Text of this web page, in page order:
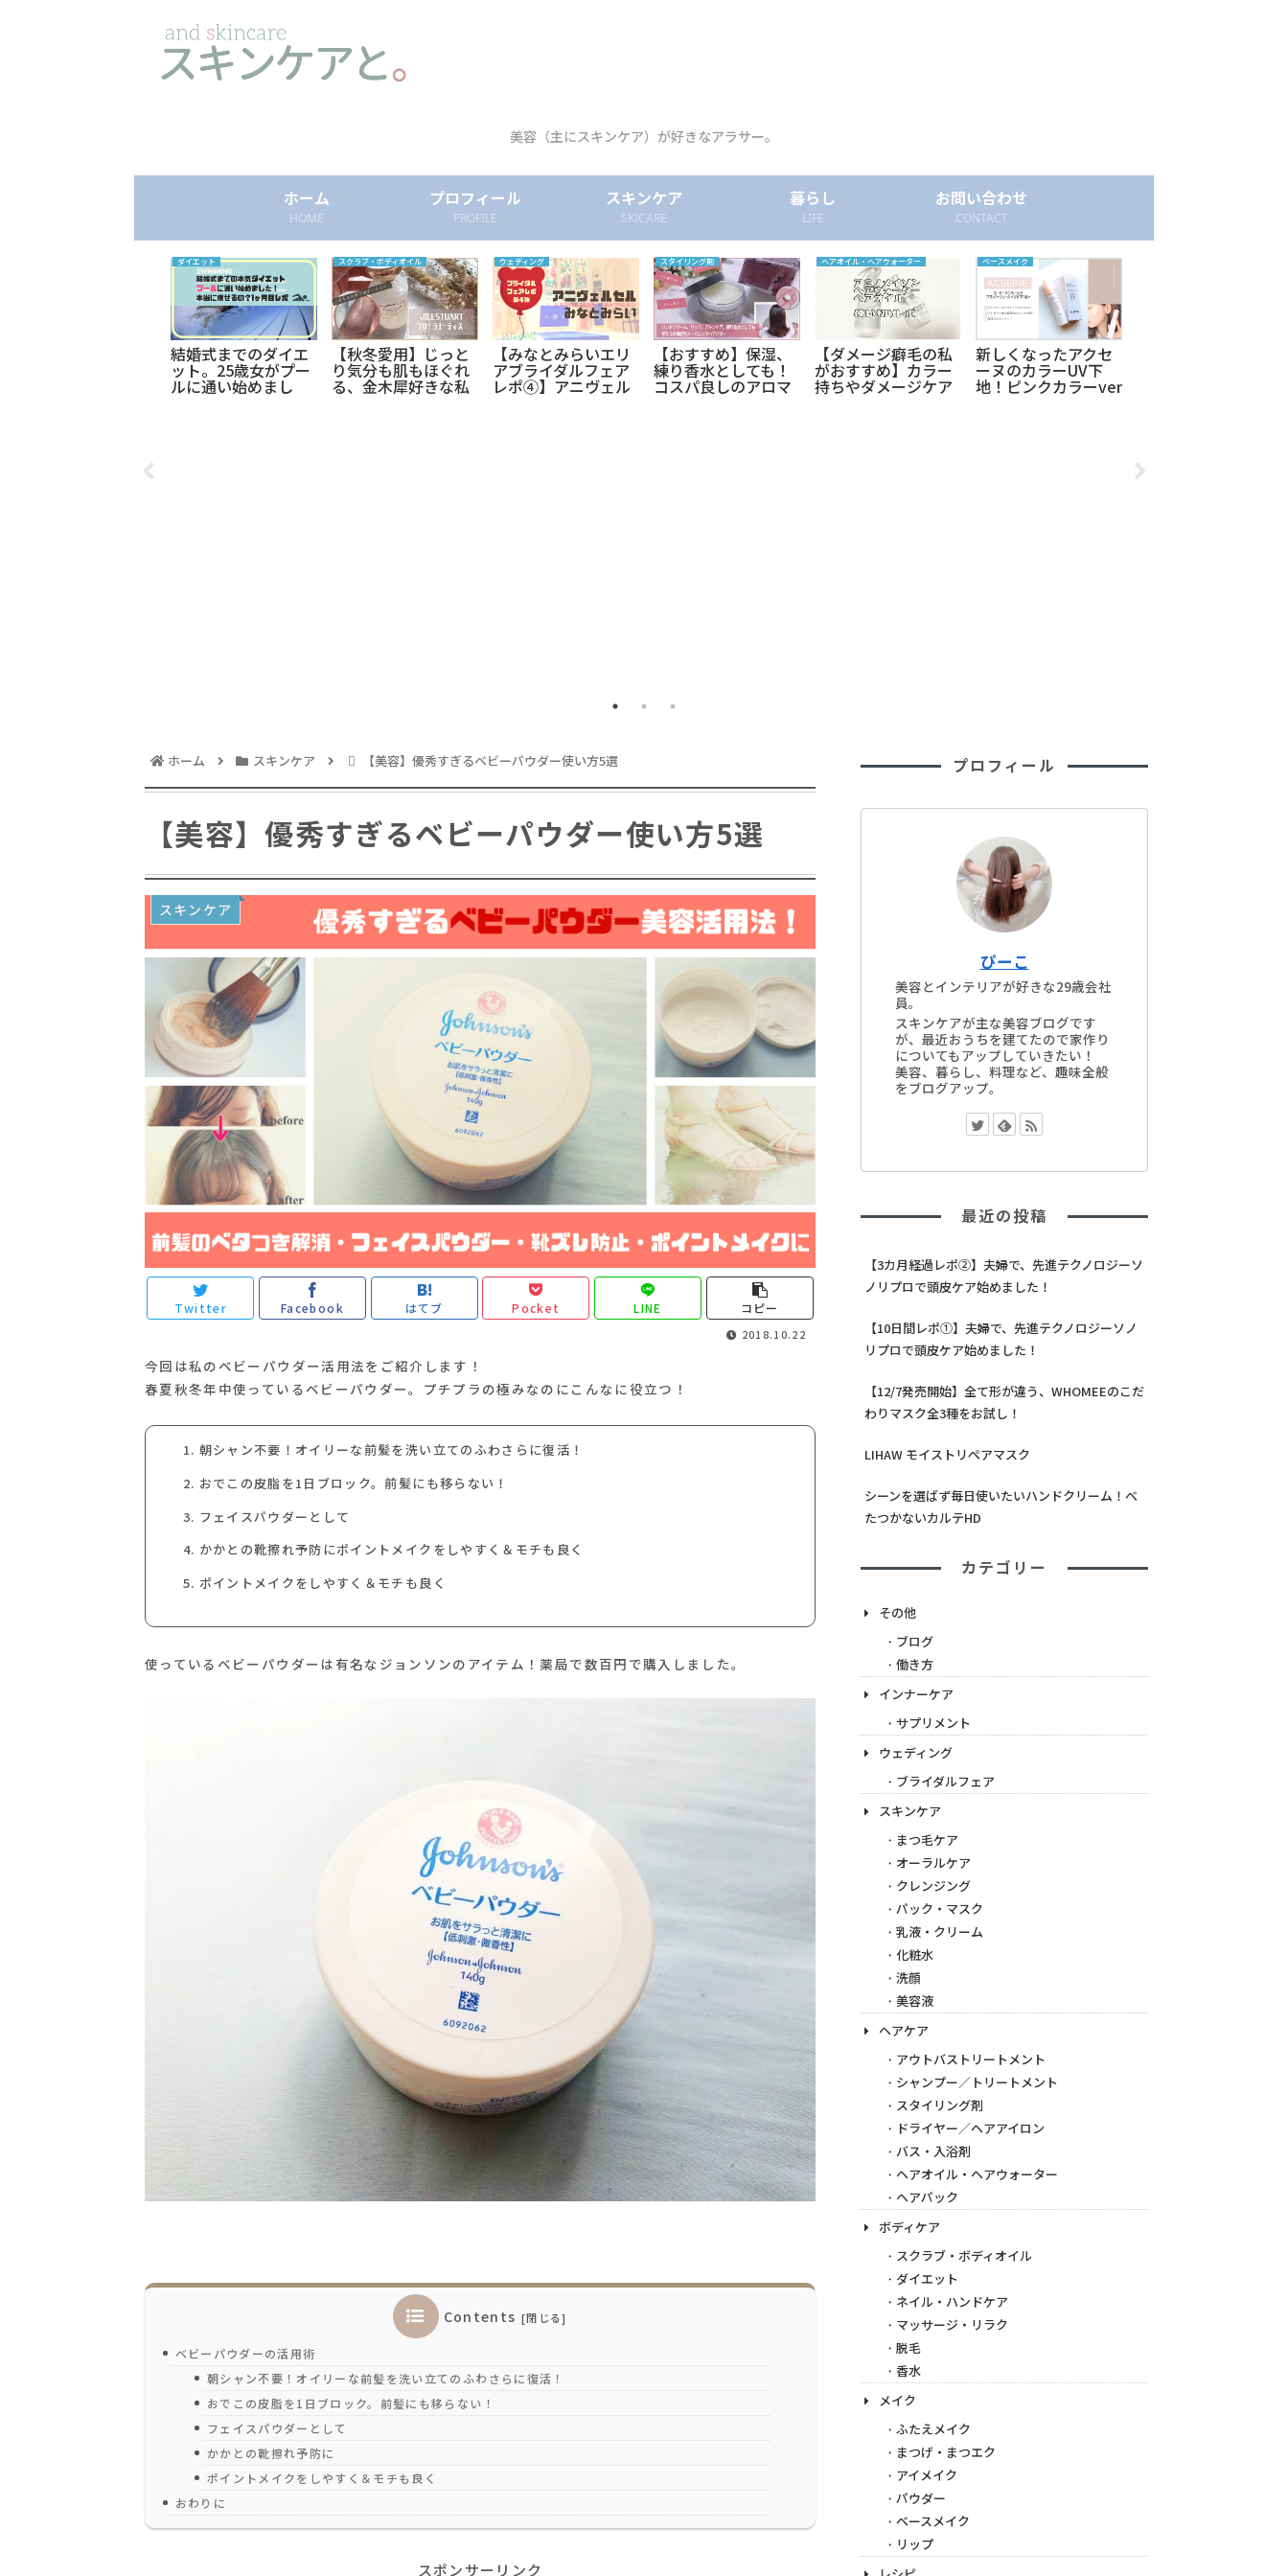
美容（主にスキンケア）が好きなアラサー。
ホーム
HOME
プロフィール
PROFILE
スキンケア
SKICARE
暮らし
LIFE
お問い合わせ
CONTACT
ダイエット
結婚式までのダイエ
ット。25歳女がプー
ルに通い始めまし
スクラブ・ボディオイル
【秋冬愛用】じっと
り気分も肌もほぐれ
る、金木犀好きな私
ドンピシャのボディ
ウェディング
【みなとみらいエリ
アブライダルフェア
レポ④】アニヴェル
セルみなとみらいブ
スタイリング剤
【おすすめ】保湿、
練り香水としても！
コスパ良しのアロマ
キフィ ウェットアレ
ヘアオイル・ヘアウォーター
【ダメージ癖毛の私
がおすすめ】カラー
持ちやダメージケア
に。アミノメイソン
ベースメイク
新しくなったアクセ
ーヌのカラーUV下
地！ピンクカラーver
ホーム スキンケア 【美容】優秀すぎるベビーパウダー使い方5選
【美容】優秀すぎるベビーパウダー使い方5選
スキンケア
Twitter Facebook はてブ Pocket LINE コピー
2018.10.22
今回は私のベビーパウダー活用法をご紹介します！
春夏秋冬年中使っているベビーパウダー。プチプラの極みなのにこんなに役立つ！
朝シャン不要！オイリーな前髪を洗い立てのふわさらに復活！
おでこの皮脂を1日ブロック。前髪にも移らない！
フェイスパウダーとして
かかとの靴擦れ予防にポイントメイクをしやすく＆モチも良く
ポイントメイクをしやすく＆モチも良く
使っているベビーパウダーは有名なジョンソンのアイテム！薬局で数百円で購入しました。
Contents
ベビーパウダーの活用術
朝シャン不要！オイリーな前髪を洗い立てのふわさらに復活！
おでこの皮脂を1日ブロック。前髪にも移らない！
フェイスパウダーとして
かかとの靴擦れ予防に
ポイントメイクをしやすく＆モチも良く
おわりに
スポンサーリンク
プロフィール
ぴーこ
美容とインテリアが好きな29歳会社
員。
スキンケアが主な美容ブログです
が、最近おうちを建てたので家作り
についてもアップしていきたい！
美容、暮らし、料理など、趣味全般
をブログアップ。
最近の投稿
【3カ月経過レポ②】夫婦で、先進テクノロジーソ
ノリプロで頭皮ケア始めました！
【10日間レポ①】夫婦で、先進テクノロジーソノ
リプロで頭皮ケア始めました！
【12/7発売開始】全て形が違う、WHOMEEのこだ
わりマスク全3種をお試し！
LIHAW モイストリペアマスク
シーンを選ばず毎日使いたいハンドクリーム！べ
たつかないカルテHD
カテゴリー
その他
ブログ
働き方
インナーケア
サプリメント
ウェディング
ブライダルフェア
スキンケア
まつ毛ケア
オーラルケア
クレンジング
パック・マスク
乳液・クリーム
化粧水
洗顔
美容液
ヘアケア
アウトバストリートメント
シャンプー／トリートメント
スタイリング剤
ドライヤー／ヘアアイロン
バス・入浴剤
ヘアオイル・ヘアウォーター
ヘアパック
ボディケア
スクラブ・ボディオイル
ダイエット
ネイル・ハンドケア
マッサージ・リラク
脱毛
香水
メイク
ふたえメイク
まつげ・まつエク
アイメイク
パウダー
ベースメイク
リップ